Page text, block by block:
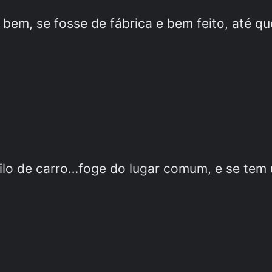
se fosse de fábrica e bem feito, até
de carro…foge do lugar comum, e se